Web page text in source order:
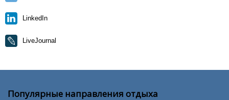
LinkedIn
LiveJournal
Популярные направления отдыха